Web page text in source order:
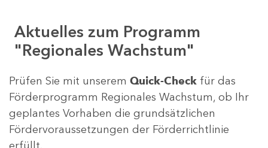
Aktuelles zum Programm
"Regionales Wachstum"
Prüfen Sie mit unserem Quick-Check für das
Förderprogramm Regionales Wachstum, ob Ihr
geplantes Vorhaben die grundsätzlichen
Fördervoraussetzungen der Förderrichtlinie